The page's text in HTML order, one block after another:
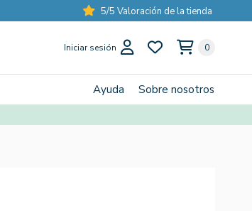
5/5 Valoración de la tienda
Iniciar sesión 0
Ayuda Sobre nosotros